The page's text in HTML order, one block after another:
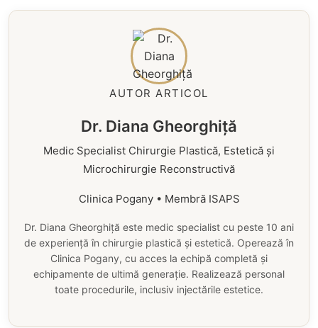
AUTOR ARTICOL
Dr. Diana Gheorghiță
Medic Specialist Chirurgie Plastică, Estetică și
Microchirurgie Reconstructivă
Clinica Pogany • Membră ISAPS
Dr. Diana Gheorghiță este medic specialist cu peste 10 ani
de experiență în chirurgie plastică și estetică. Operează în
Clinica Pogany, cu acces la echipă completă și
echipamente de ultimă generație. Realizează personal
toate procedurile, inclusiv injectările estetice.